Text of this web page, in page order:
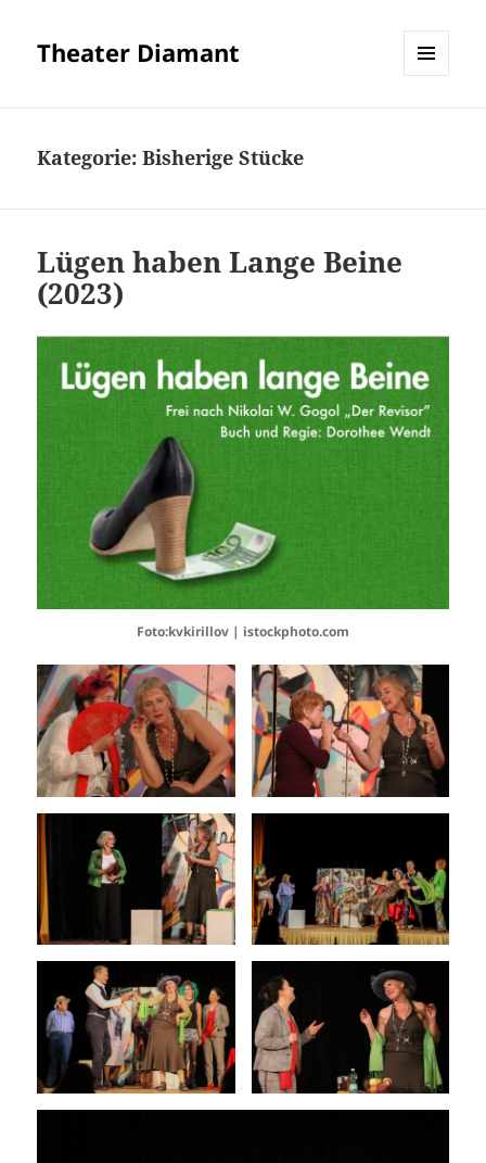
Theater Diamant
Kategorie:Bisherige Stücke
Lügen haben Lange Beine
(2023)
Foto:kvkirillov | istockphoto.com